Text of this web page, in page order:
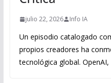
julio 22, 2026 Info IA
Un episodio catalogado
propios creadores ha
tecnológica global.